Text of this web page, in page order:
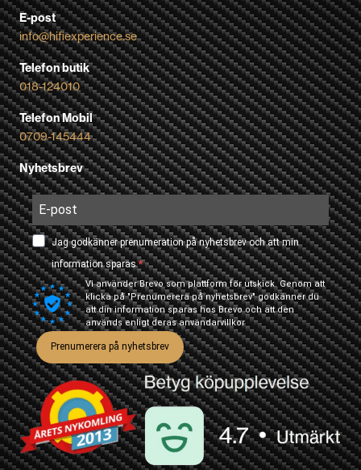
E-post
info@hifiexperience.se
Telefon butik
018-124010
Telefon Mobil
0709-145444
Nyhetsbrev
Jag godkänner prenumeration på nyhetsbrev och att min
information sparas.
Vi använder Brevo som plattform för utskick. Genom att
klicka på "Prenumerera på nyhetsbrev" godkänner du
att din information sparas hos Brevo och att den
används enligt derasanvändarvillkor
Prenumerera på nyhetsbrev